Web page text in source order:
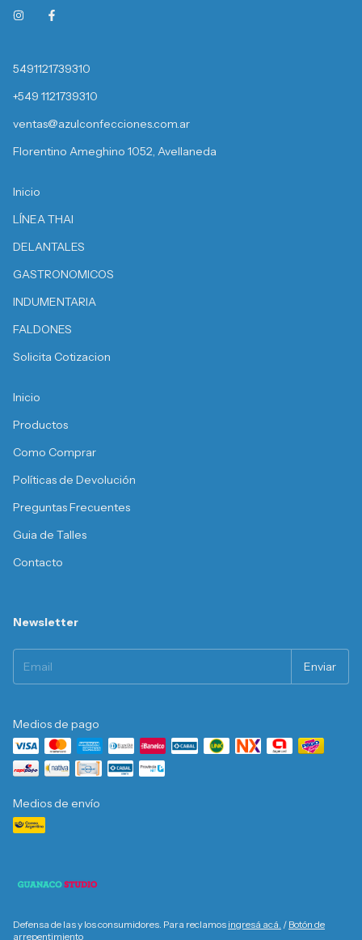
5491121739310
+549 1121739310
ventas@azulconfecciones.com.ar
Florentino Ameghino 1052, Avellaneda
Inicio
LÍNEA THAI
DELANTALES
GASTRONOMICOS
INDUMENTARIA
FALDONES
Solicita Cotizacion
Inicio
Productos
Como Comprar
Políticas de Devolución
Preguntas Frecuentes
Guia de Talles
Contacto
Newsletter
Medios de pago
Medios de envío
Defensa de las y los consumidores. Para reclamos ingresá acá. / Botón de
arrepentimiento